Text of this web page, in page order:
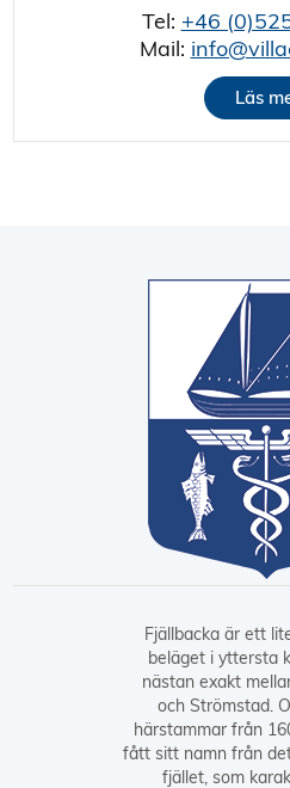
Tel: +46
Mail:
Läs
Fjällbacka är ett
beläget i yttersta
nästan exakt
och Strömstad.
härstammar från
fått sitt namn från
fjället, som